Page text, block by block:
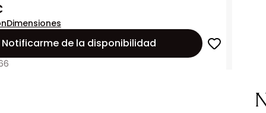
Dimensiones
Notificarme de la disponibilidad